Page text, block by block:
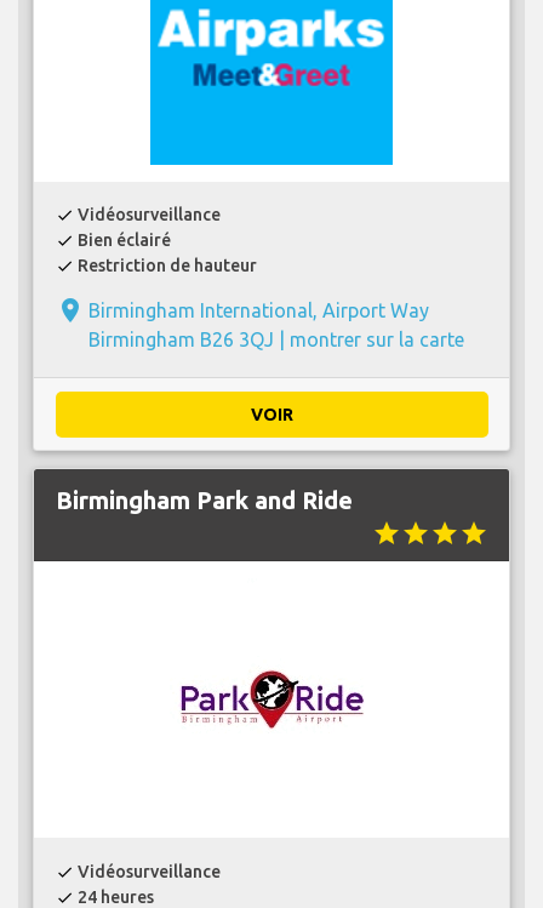
check Vidéosurveillance
check Bien éclairé
check Restriction de hauteur
place Birmingham International, Airport Way
Birmingham B26 3QJ | montrer sur la carte
VOIR
Birmingham Park and Ride
starstarstarstar
check Vidéosurveillance
check 24 heures